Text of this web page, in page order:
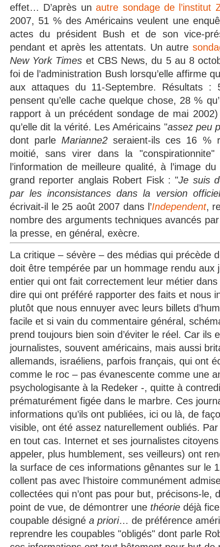
effet… D’après unautre sondage de l’institut
2007, 51 % des Américains veulent une
actes du président Bush et de son vice-
pendant et après les attentats. Un autre
New York Times et CBS News, du 5 au 8
foi de l’administration Bush lorsqu’elle affirme
aux attaques du 11-Septembre. Résultats :
pensent qu’elle cache quelque chose, 28 %
rapport à un précédent sondage de mai
qu’elle dit la vérité. Les Américains "assez peu
dont parle Marianne2 seraient-ils ces 16 %
moitié, sans virer dans la
l’information de meilleure qualité, à l’image
grand reporter anglais Robert Fisk : "Je suis
par les inconsistances dans la version
écrivait-il le 25 août 2007 dans l’Independent,
nombre des arguments techniques avancés
la presse, en général, exècre.
La critique – sévère – des médias qui précède
doit être tempérée par un hommage rendu aux
entier qui ont fait correctement leur métier dans
dire qui ont préféré rapporter des faits et nous
plutôt que nous ennuyer avec leurs billets
facile et si vain du commentaire général,
prend toujours bien soin d’éviter le réel. Car ils
journalistes, souvent américains, mais aussi
allemands, israéliens, parfois français, qui ont
comme le roc – pas évanescente comme une
psychologisante à la Redeker -, quitte à
prématurément figée dans le marbre. Ces
informations qu’ils ont publiées, ici ou là, de
visible, ont été assez naturellement oubliés.
en tout cas. Internet et ses journalistes
appeler, plus humblement, ses veilleurs) ont
la surface de ces informations gênantes sur le
collent pas avec l’histoire communément
collectées qui n’ont pas pour but, précisons-le,
point de vue, de démontrer une théorie déjà
coupable désigné a priori… de préférence
reprendre les coupables "obligés" dont parle